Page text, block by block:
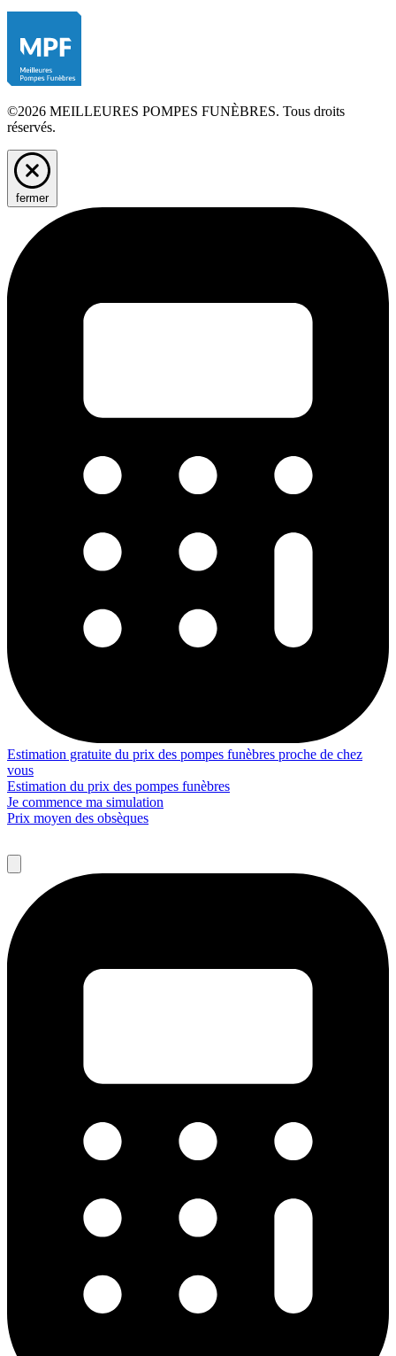
©2026 MEILLEURES POMPES FUNÈBRES. Tous droits
réservés.
fermer
Estimation gratuite du prix des pompes funèbres proche de chez
vous
Estimation du prix des pompes funèbres
Je commence ma simulation
Prix moyen des obsèques